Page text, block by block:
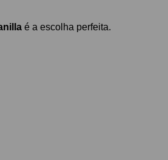
é a escolha perfeita.